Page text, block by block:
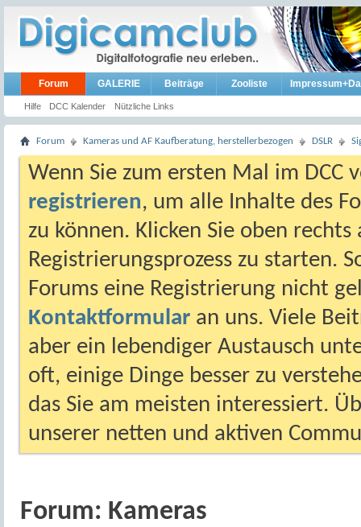
Forum
Hilfe DCC Kalender Nützliche Links
GALERIE Beiträge Zooliste
Forum Kameras und AF Kaufberatung, herstellerbezogen DSLR
Wenn Sie zum ersten Mal im DCC
registrieren, um alle Inhalte des
zu können. Klicken Sie oben
Registrierungsprozess zu starten.
Forums eine Registrierung nicht
Kontaktformular an uns. Viele
aber ein lebendiger Austausch
oft, einige Dinge besser zu
das Sie am meisten interessiert.
unserer netten und aktiven
Forum: Kameras